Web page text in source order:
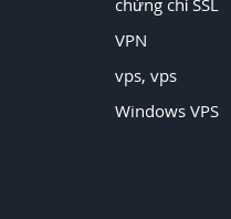
VPN
vps, vps
Windows VPS